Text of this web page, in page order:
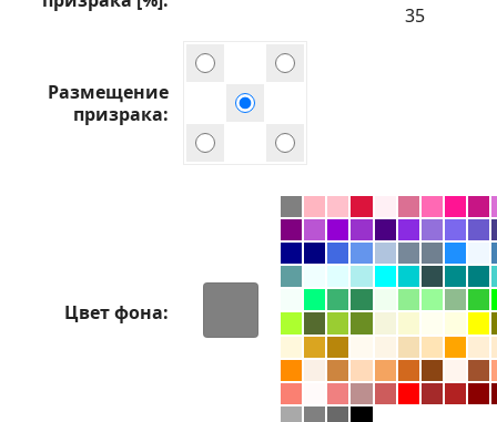
Размещение
призрака
Цвет фона